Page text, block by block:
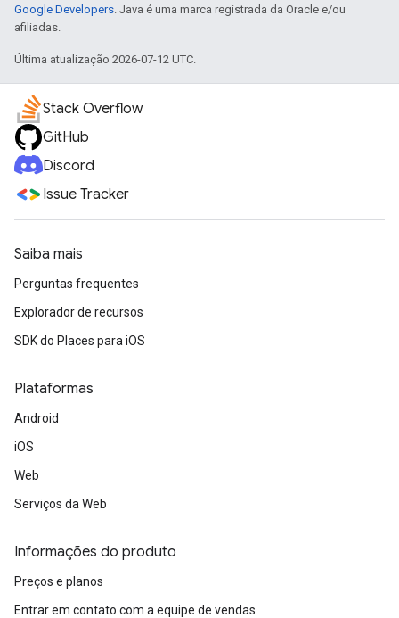
Google Developers. Java é uma marca registrada da Oracle e/ou
afiliadas.
Última atualização 2026-07-12 UTC.
Stack Overflow
GitHub
Discord
Issue Tracker
Saiba mais
Perguntas frequentes
Explorador de recursos
SDK do Places para iOS
Plataformas
Android
iOS
Web
Serviços da Web
Informações do produto
Preços e planos
Entrar em contato com a equipe de vendas